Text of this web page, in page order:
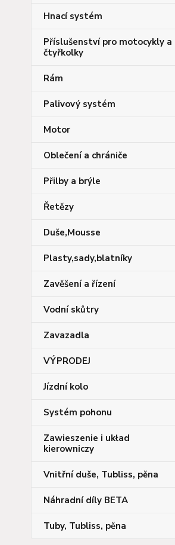
Hnací systém
Příslušenství pro motocykly a
čtyřkolky
Rám
Palivový systém
Motor
Oblečení a chrániče
Přilby a brýle
Řetězy
Duše,Mousse
Plasty,sady,blatníky
Zavěšení a řízení
Vodní skůtry
Zavazadla
VÝPRODEJ
Jízdní kolo
Systém pohonu
Zawieszenie i układ
kierowniczy
Vnitřní duše, Tubliss, pěna
Náhradní díly BETA
Tuby, Tubliss, pěna